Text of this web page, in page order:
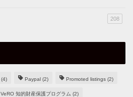
208
(4) Paypal (2) Promoted listings (2)
VeRO 知的財産保護プログラム (2)